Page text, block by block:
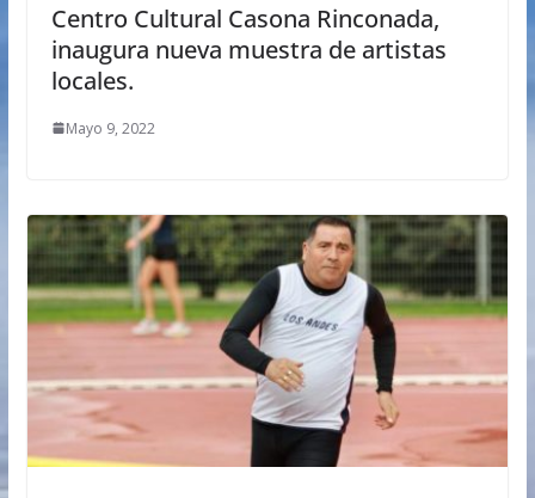
Centro Cultural Casona Rinconada,
inaugura nueva muestra de artistas
locales.
Mayo 9, 2022